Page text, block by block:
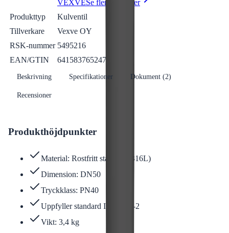
VEXVESe fler produkter
Produkttyp
Kulventil
Tillverkare
Vexve OY
RSK-nummer 5495216
EAN/GTIN
6415837652478
Beskrivning Specifikationer Dokument (2)
Recensioner
Produkthöjdpunkter
Material: Rostfritt stål (AISI316L)
Dimension: DN50
Tryckklass: PN40
Uppfyller standard ISO3834-2
Vikt: 3,4 kg